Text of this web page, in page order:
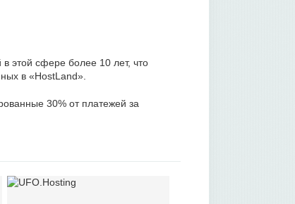
этой сфере более 10 лет, что
в «HostLand».
30% от платежей за